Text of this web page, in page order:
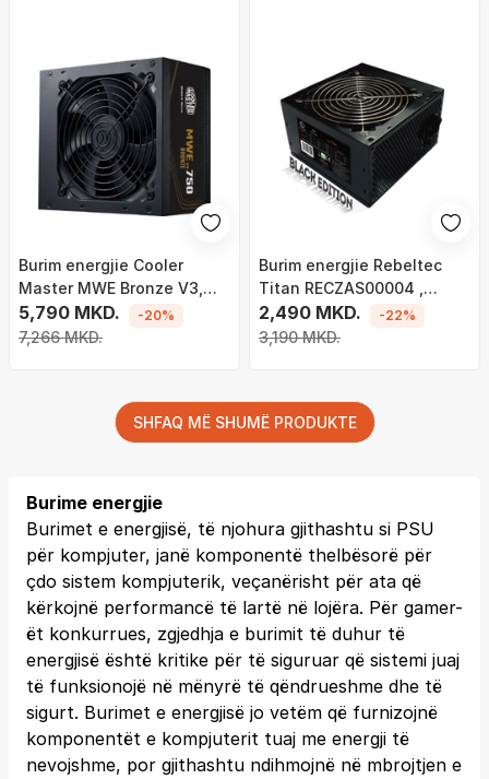
Burim energjie Cooler
Master MWE Bronze V3,
MPE-7501-ACABW-3BEU,
750W
5,790 MKD.
7,266 MKD.
-20%
Burim energjie Rebeltec
Titan RECZAS00004 ,
500W
2,490 MKD.
3,190 MKD.
-22%
SHFAQ MË SHUMË PRODUKTE
Burime energjie
Burimet e energjisë, të njohura gjithashtu si PSU
për kompjuter, janë komponentë thelbësorë për
çdo sistem kompjuterik, veçanërisht për ata që
kërkojnë performancë të lartë në lojëra. Për gamer-
ët konkurrues, zgjedhja e burimit të duhur të
energjisë është kritike për të siguruar që sistemi juaj
të funksionojë në mënyrë të qëndrueshme dhe të
sigurt. Burimet e energjisë jo vetëm që furnizojnë
komponentët e kompjuterit tuaj me energji të
nevojshme, por gjithashtu ndihmojnë në mbrojtjen e